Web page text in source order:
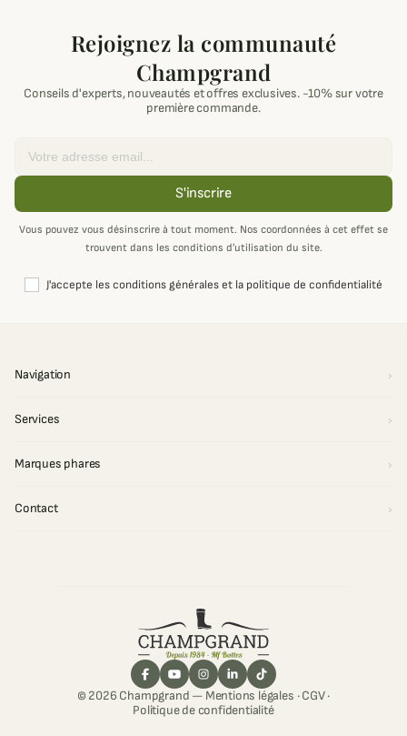
Rejoignez la communauté
Champgrand
Conseils d'experts, nouveautés et offres exclusives. -10% sur votre
première commande.
S'inscrire
Vous pouvez vous désinscrire à tout moment. Nos coordonnées à cet effet se
trouvent dans les conditions d’utilisation du site.
J'accepte les conditions générales et la politique de confidentialité
Navigation
Services
Marques phares
Contact
© 2026 Champgrand — Mentions légales ·CGV·
Politique de confidentialité